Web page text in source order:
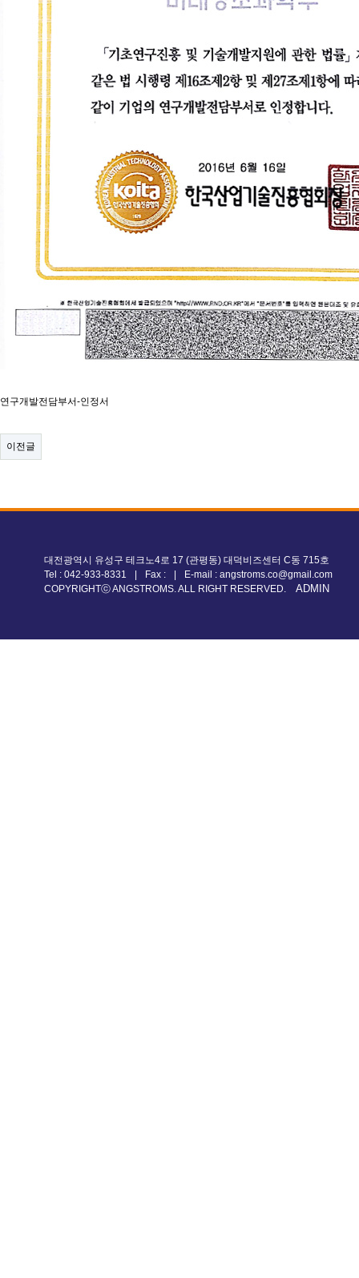
연구개발전담부서-인정서
이전글
대전광역시 유성구 테크노4로 17 (관평동) 대덕비즈센터 C동 715호
Tel : 042-933-8331
Fax :
E-mail : angstroms.co@gmail.com
COPYRIGHTⓒ ANGSTROMS. ALL RIGHT RESERVED.
ADMIN